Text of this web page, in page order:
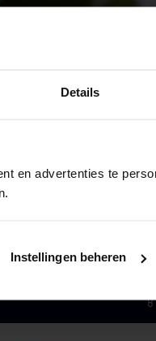
Details
en advertenties te
Instellingen beheren
a Service, wat het is
8